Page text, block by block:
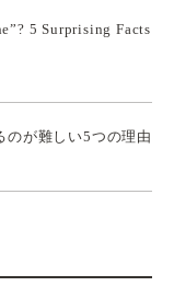
5 Surprising Facts
のが難しい5つの理由